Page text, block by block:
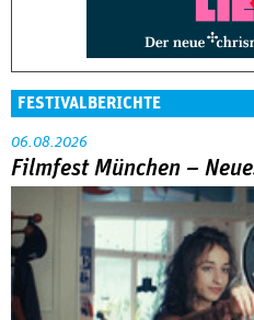
FESTIVALBERICHTE
06.08.2026
Filmfest München –